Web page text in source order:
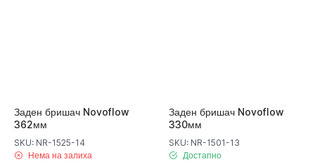
Заден бришач Novoflow
362мм
SKU: NR-1525-14
Нема на залиха
Заден бришач Novoflow
330мм
SKU: NR-1501-13
Достапно